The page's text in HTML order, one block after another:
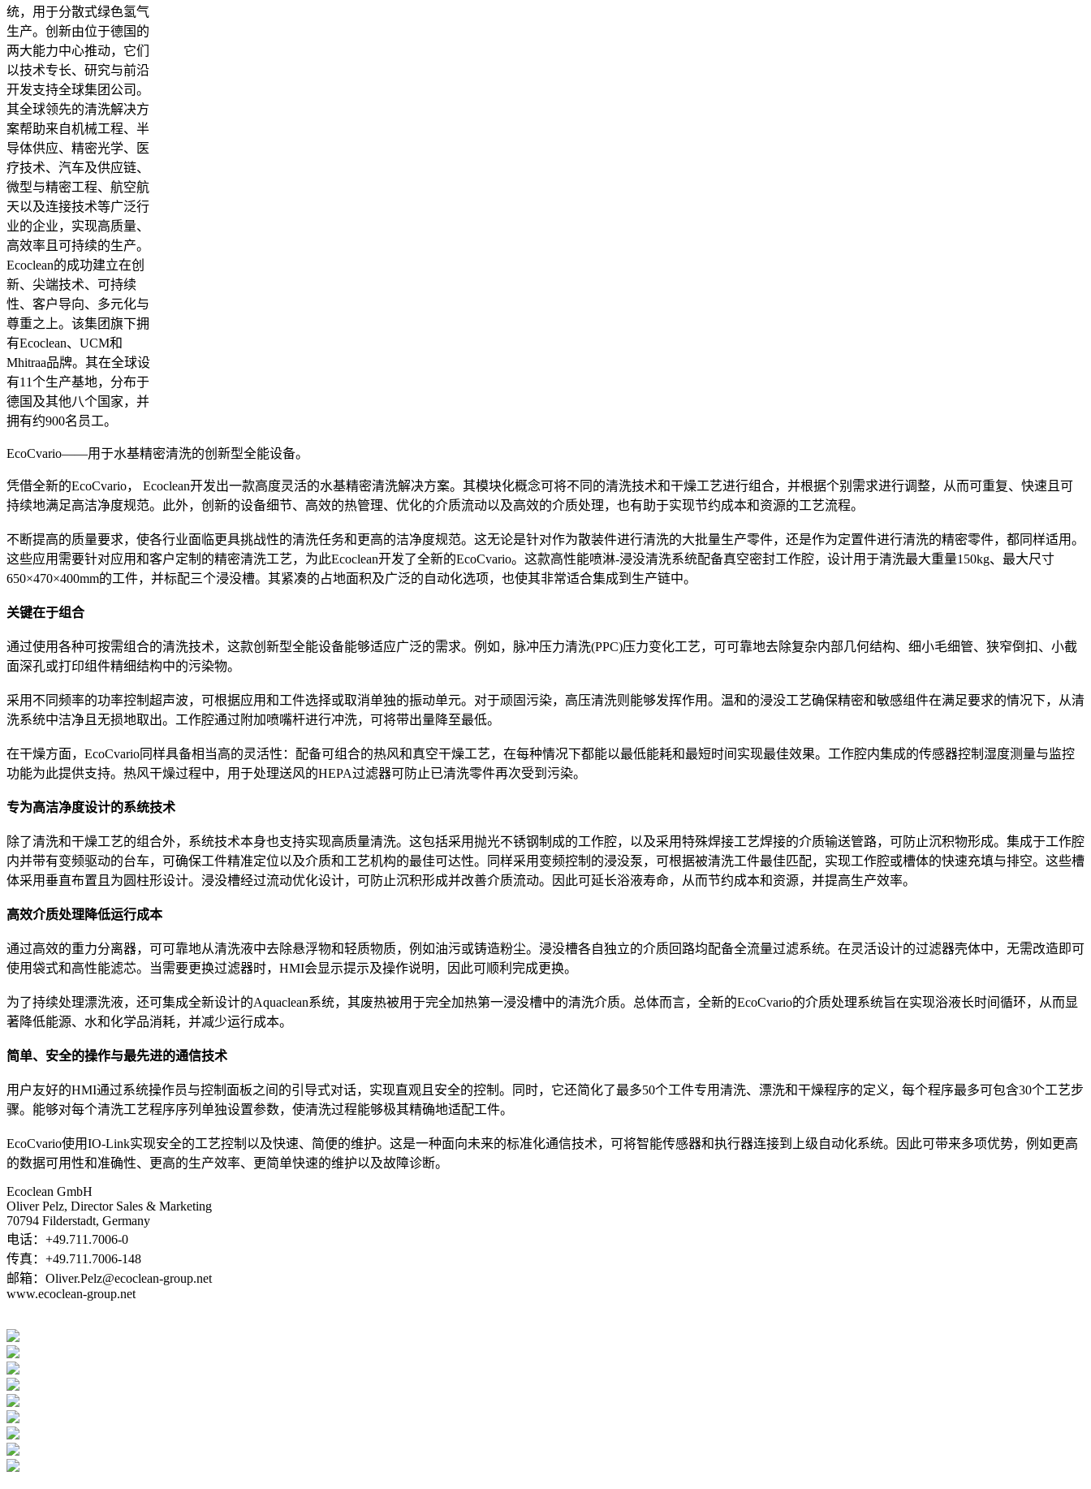
统，用于分散式绿色氢气
生产。创新由位于德国的
两大能力中心推动，它们
以技术专长、研究与前沿
开发支持全球集团公司。
其全球领先的清洗解决方
案帮助来自机械工程、半
导体供应、精密光学、医
疗技术、汽车及供应链、
微型与精密工程、航空航
天以及连接技术等广泛行
业的企业，实现高质量、
高效率且可持续的生产。
Ecoclean的成功建立在创
新、尖端技术、可持续
性、客户导向、多元化与
尊重之上。该集团旗下拥
有Ecoclean、UCM和
Mhitraa品牌。其在全球设
有11个生产基地，分布于
德国及其他八个国家，并
拥有约900名员工。
EcoCvario——用于水基精密清洗的创新型全能设备。
凭借全新的EcoCvario， Ecoclean开发出一款高度灵活的水基精密清洗解决方案。其模块化概念可将不同的清洗技术和干燥工艺进行组合，并根据个别需求进行调整，从而可重复、快速且可
持续地满足高洁净度规范。此外，创新的设备细节、高效的热管理、优化的介质流动以及高效的介质处理，也有助于实现节约成本和资源的工艺流程。
不断提高的质量要求，使各行业面临更具挑战性的清洗任务和更高的洁净度规范。这无论是针对作为散装件进行清洗的大批量生产零件，还是作为定置件进行清洗的精密零件，都同样适用。
这些应用需要针对应用和客户定制的精密清洗工艺，为此Ecoclean开发了全新的EcoCvario。这款高性能喷淋-浸没清洗系统配备真空密封工作腔，设计用于清洗最大重量150kg、最大尺寸
650×470×400mm的工件，并标配三个浸没槽。其紧凑的占地面积及广泛的自动化选项，也使其非常适合集成到生产链中。
关键在于组合
通过使用各种可按需组合的清洗技术，这款创新型全能设备能够适应广泛的需求。例如，脉冲压力清洗(PPC)压力变化工艺，可可靠地去除复杂内部几何结构、细小毛细管、狭窄倒扣、小截
面深孔或打印组件精细结构中的污染物。
采用不同频率的功率控制超声波，可根据应用和工件选择或取消单独的振动单元。对于顽固污染，高压清洗则能够发挥作用。温和的浸没工艺确保精密和敏感组件在满足要求的情况下，从清
洗系统中洁净且无损地取出。工作腔通过附加喷嘴杆进行冲洗，可将带出量降至最低。
在干燥方面，EcoCvario同样具备相当高的灵活性：配备可组合的热风和真空干燥工艺，在每种情况下都能以最低能耗和最短时间实现最佳效果。工作腔内集成的传感器控制湿度测量与监控
功能为此提供支持。热风干燥过程中，用于处理送风的HEPA过滤器可防止已清洗零件再次受到污染。
专为高洁净度设计的系统技术
除了清洗和干燥工艺的组合外，系统技术本身也支持实现高质量清洗。这包括采用抛光不锈钢制成的工作腔，以及采用特殊焊接工艺焊接的介质输送管路，可防止沉积物形成。集成于工作腔
内并带有变频驱动的台车，可确保工件精准定位以及介质和工艺机构的最佳可达性。同样采用变频控制的浸没泵，可根据被清洗工件最佳匹配，实现工作腔或槽体的快速充填与排空。这些槽
体采用垂直布置且为圆柱形设计。浸没槽经过流动优化设计，可防止沉积形成并改善介质流动。因此可延长浴液寿命，从而节约成本和资源，并提高生产效率。
高效介质处理降低运行成本
通过高效的重力分离器，可可靠地从清洗液中去除悬浮物和轻质物质，例如油污或铸造粉尘。浸没槽各自独立的介质回路均配备全流量过滤系统。在灵活设计的过滤器壳体中，无需改造即可
使用袋式和高性能滤芯。当需要更换过滤器时，HMI会显示提示及操作说明，因此可顺利完成更换。
为了持续处理漂洗液，还可集成全新设计的Aquaclean系统，其废热被用于完全加热第一浸没槽中的清洗介质。总体而言，全新的EcoCvario的介质处理系统旨在实现浴液长时间循环，从而显
著降低能源、水和化学品消耗，并减少运行成本。
简单、安全的操作与最先进的通信技术
用户友好的HMI通过系统操作员与控制面板之间的引导式对话，实现直观且安全的控制。同时，它还简化了最多50个工件专用清洗、漂洗和干燥程序的定义，每个程序最多可包含30个工艺步
骤。能够对每个清洗工艺程序序列单独设置参数，使清洗过程能够极其精确地适配工件。
EcoCvario使用IO-Link实现安全的工艺控制以及快速、简便的维护。这是一种面向未来的标准化通信技术，可将智能传感器和执行器连接到上级自动化系统。因此可带来多项优势，例如更高
的数据可用性和准确性、更高的生产效率、更简单快速的维护以及故障诊断。
Ecoclean GmbH
Oliver Pelz, Director Sales & Marketing
70794 Filderstadt, Germany
电话：+49.711.7006-0
传真：+49.711.7006-148
邮箱：Oliver.Pelz@ecoclean-group.net
www.ecoclean-group.net